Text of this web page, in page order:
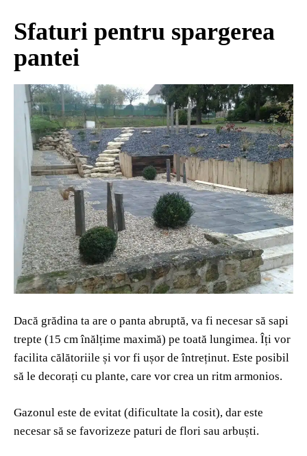
Sfaturi pentru spargerea
pantei
Dacă grădina ta are o panta abruptă, va fi necesar să sapi
trepte (15 cm înălțime maximă) pe toată lungimea. Îți vor
facilita călătoriile și vor fi ușor de întreținut. Este posibil
să le decorați cu plante, care vor crea un ritm armonios.
Gazonul este de evitat (dificultate la cosit), dar este
necesar să se favorizeze paturi de flori sau arbuști.